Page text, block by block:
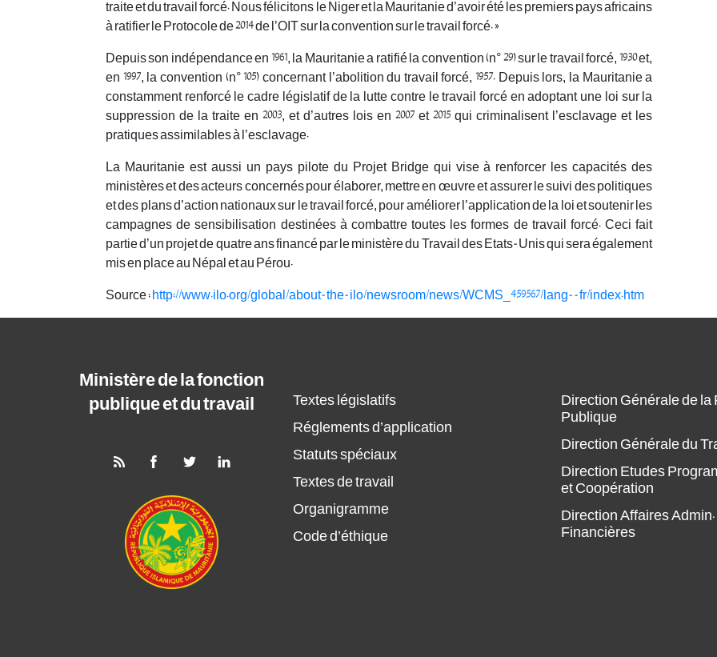
traite et du travail forcé. Nous félicitons le Niger et la Mauritanie d’avoir été les premiers pays africains
à ratifier le Protocole de 2014 de l’OIT sur la convention sur le travail forcé. »
Depuis son indépendance en 1961, la Mauritanie a ratifié la convention (n° 29) sur le travail forcé, 1930 et,
en 1997, la convention (n° 105) concernant l’abolition du travail forcé, 1957. Depuis lors, la Mauritanie a
constamment renforcé le cadre législatif de la lutte contre le travail forcé en adoptant une loi sur la
suppression de la traite en 2003, et d’autres lois en 2007 et 2015 qui criminalisent l’esclavage et les
pratiques assimilables à l’esclavage.
La Mauritanie est aussi un pays pilote du Projet Bridge qui vise à renforcer les capacités des
ministères et des acteurs concernés pour élaborer, mettre en œuvre et assurer le suivi des politiques
et des plans d’action nationaux sur le travail forcé, pour améliorer l’application de la loi et soutenir les
campagnes de sensibilisation destinées à combattre toutes les formes de travail forcé. Ceci fait
partie d’un projet de quatre ans financé par le ministère du Travail des Etats-Unis qui sera également
mis en place au Népal et au Pérou.
Source : http://www.ilo.org/global/about-the-ilo/newsroom/news/WCMS_459567/lang--fr/index.htm
Ministère de la fonction
publique et du travail
Textes législatifs
Réglements d’application
Statuts spéciaux
Textes de travail
Organigramme
Code d’éthique
Direction Générale de la
Publique
Direction Générale du
Direction Etudes
et Coopération
Direction Affaires Admin.
Financières